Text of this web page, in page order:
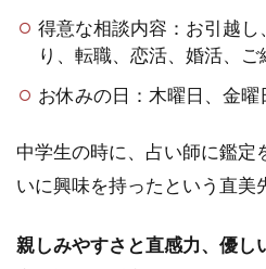
得意な相談内容：お引越
り、転職、恋活、婚活、
お休みの日：木曜日、金曜
中学生の時に、占い師に鑑定
いに興味を持ったという直美
親しみやすさと直感力、優し